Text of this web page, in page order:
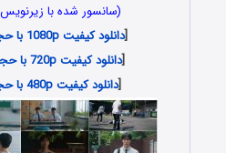
(سانسور شده با
[دانلود کیفیت 1080p با حجم 1.98 گیگابایت
[دانلود کیفیت 720p با حجم 1.01 گیگابایت
[دانلود کیفیت 480p با حجم 547 مگابایت